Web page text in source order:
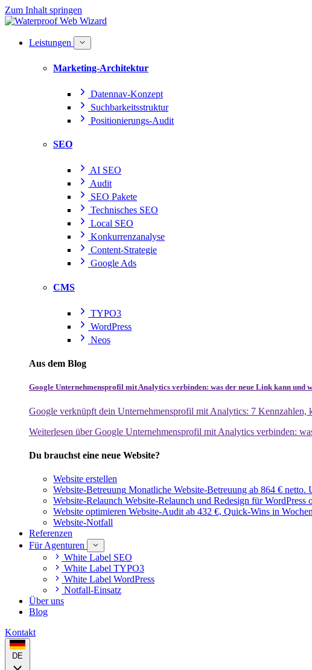
Zum Inhalt springen
Leistungen
Marketing-Architektur
Datennav-Konzept
Suchbarkeitsstruktur
Positionierungs-Audit
SEO
AI SEO
Audit
SEO Pakete
Technisches SEO
Local SEO
Konkurrenzanalyse
Content-Strategie
Google Ads
CMS
TYPO3
WordPress
Neos
Aus dem Blog
Google Unternehmensprofil mit Analytics verbinden: was der neue Link kann und
Google verknüpft dein Unternehmensprofil mit Analytics: 7 Kennzahlen,
Weiterlesen über Google Unternehmensprofil mit Analytics verbinden:
Du brauchst eine neue Website?
Website erstellen
Website-Betreuung Monatliche Website-Betreuung ab 864 €
Website-Relaunch Website-Relaunch und Redesign für
Website optimieren Website-Audit ab 432 €, Quick-Wins in
Website-Notfall
Referenzen
Für Agenturen
White Label SEO
White Label TYPO3
White Label WordPress
Notfall-Einsatz
Über uns
Blog
Kontakt
DE